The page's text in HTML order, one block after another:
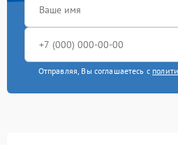
Отправляя, Вы соглашаетесь с